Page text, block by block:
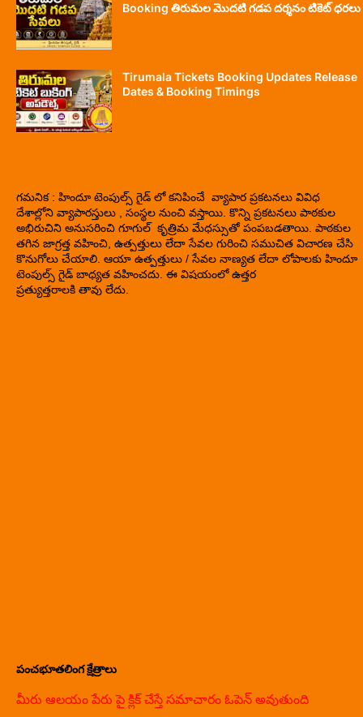
Booking తిరుమల మొదటి గడప దర్శనం టికెట్ ధరలు
Tirumala Tickets Booking Updates Release
Dates & Booking Timings
గమనిక : హిందూ టెంపుల్స్ గైడ్ లో కనిపించే వ్యాపార ప్రకటనలు వివిధ
దేశాల్లోని వ్యాపారస్తులు , సంస్థల నుంచి వస్తాయి. కొన్ని ప్రకటనలు పాఠకుల
అభిరుచిని అనుసరించి గూగుల్ కృత్రిమ మేధస్సుతో పంపబడతాయి. పాఠకుల
తగిన జాగ్రత్త వహించి, ఉత్పత్తులు లేదా సేవల గురించి సముచిత విచారణ చేసి
కొనుగోలు చేయాలి. ఆయా ఉత్పత్తులు / సేవల నాణ్యత లేదా లోపాలకు హిందూ
టెంపుల్స్ గైడ్ బాధ్యత వహించదు. ఈ విషయంలో ఉత్తర
ప్రత్యుత్తరాలకి తావు లేదు.
పంచభూతలింగ క్షేత్రాలు
మీరు ఆలయం పేరు పై క్లిక్ చేస్తే సమాచారం ఓపెన్ అవుతుంది